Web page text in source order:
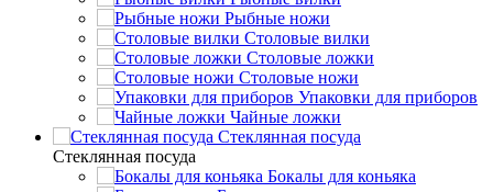
Рыбные ножи
Столовые вилки
Столовые ложки
Столовые ножи
Упаковки для приборов
Чайные ложки
Стеклянная посуда
Стеклянная посуда
Бокалы для коньяка